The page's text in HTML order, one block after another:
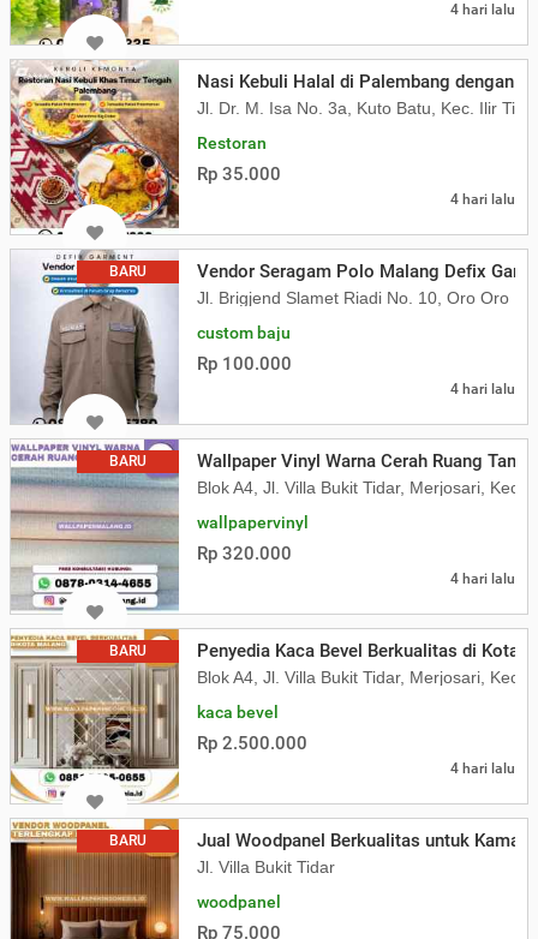
4 hari lalu
Nasi Kebuli Halal di Palembang dengan
Jl. Dr. M. Isa No. 3a, Kuto Batu, Kec. Ilir
Restoran
Rp 35.000
4 hari lalu
BARU Vendor Seragam Polo Malang Defix
Jl. Brigjend Slamet Riadi No. 10, Oro Oro
custom baju
Rp 100.000
4 hari lalu
BARU Wallpaper Vinyl Warna Cerah Ruang Tamu
Blok A4, Jl. Villa Bukit Tidar, Merjosari, Kec.
wallpapervinyl
Rp 320.000
4 hari lalu
BARU Penyedia Kaca Bevel Berkualitas di Kota
Blok A4, Jl. Villa Bukit Tidar, Merjosari, Kec.
kaca bevel
Rp 2.500.000
4 hari lalu
BARU Jual Woodpanel Berkualitas untuk Kamar
Jl. Villa Bukit Tidar
woodpanel
Rp 75.000